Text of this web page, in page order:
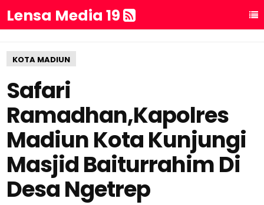
Lensa Media 19
KOTA MADIUN
Safari
Ramadhan,Kapolres
Madiun Kota Kunjungi
Masjid Baiturrahim Di
Desa Ngetrep